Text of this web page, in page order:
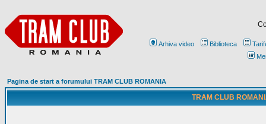
Arhiva video Biblioteca
Pagina de start a forumului TRAM CLUB ROMANIA
TRAM CLUB